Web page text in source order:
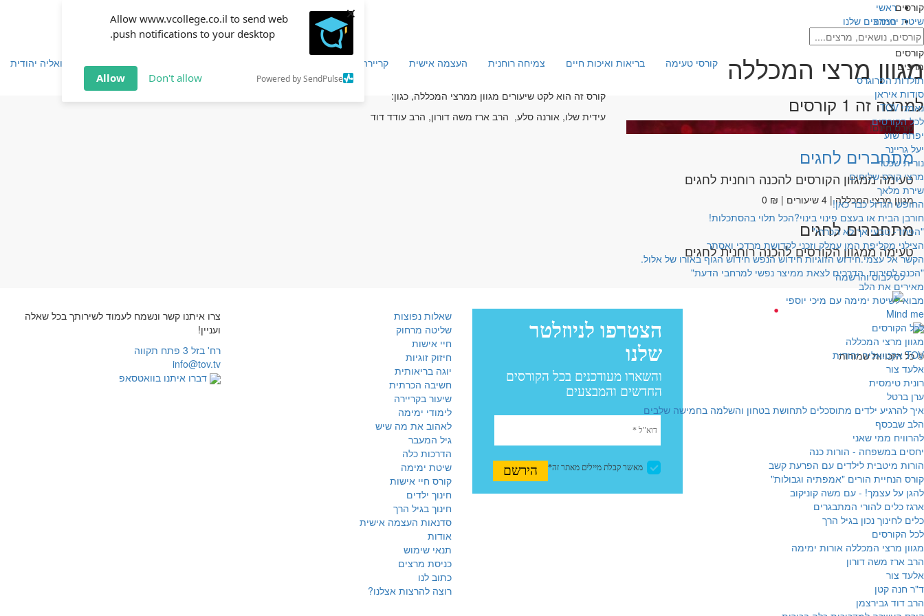
Allow www.vcollege.co.il to send web
push notifications to your desktop.
Powered by SendPulse
Don't allow
Allow
×
קורסים
שיטת ימימה
TOV אקטואליה יהודית שיטת ימימה קריירה וכלכלה העצמה אישית צמיחה רוחנית בריאות ואיכות חיים קורסי טעימה
קורסים
מרצים
תולדות הפרוגרס
סודות איראן
נאמני TOV
לכל הקורסים
יפתח שוע
יעל גריינר
נורית שכטר
מרצי קורס שליחים
שירת מלאך
החופש הגדול כבר כאן!
חורבן הבית או בעצם פינוי בינוי?הכל תלוי בהסתכלות!
"הפחד- טבעי אך לא הכרחי"
הצילני מקליפת המן עמלק וזכני לקדושת מרדכי ואסתר
הקשר אל עצמי.חידוש הזוגיות חידוש הנפש חידוש הגוף באורו של אלול.
"הכנה לחירות. הדרכים לצאת ממיצר נפשי למרחבי הדעת"
מאירים את הלב
מבוא לשיטת ימימה עם מיכי יוספי
Mind me
לכל הקורסים
מגוון מרצי המכללה
TOV אקטואליה יהודית
אלעד צור
רונית טימסית
ערן ברטל
איך להרגיע ילדים מתוסכלים לתחושת בטחון והשלמה בחמישה שלבים
הלב שבכסף
להרוויח ממי שאני
יחסים במשפחה - הורות כנה
הורות מיטבית לילדים עם הפרעת קשב
קורס הנחיית הורים "אמפתיה וגבולות"
להגן על עצמך! - עם משה קוניקוב
ארגז כלים להורי המתבגרים
כלים לחינוך נכון בגיל הרך
לכל הקורסים
מגוון מרצי המכללה אורות ימימה
הרב ארז משה דורון
אלעד צור
ד"ר חנה קטן
הרב דוד גבירצמן
ראשי
המרצים שלנו
מגוון מרצי המכללה
מגוון מרצי המכללה
קורס זה הוא לקט שיעורים מגוון ממרצי המכללה, כגון:
עידית שלו, אורנה סלע, הרב ארז משה דורון, הרב עודד דוד
למרצה זה 1 קורסים
קורס חינם!
מתחברים לחגים
טעימה ממגוון הקורסים להכנה רוחנית לחגים
מגוון מרצי המכללה | 4 שיעורים | ₪ 0
מתחברים לחגים
טעימה ממגוון הקורסים להכנה רוחנית לחגים
לסילבוס והרשמה
צרו איתנו קשר ונשמח לעמוד לשירותך בכל שאלה
ועניין!
רח' בזל 3 פתח תקווה
info@tov.tv
דברו איתנו בוואטסאפ
שאלות נפוצות
שליטה מרחוק
חיי אישות
חיזוק זוגיות
יוגה בריאותית
חשיבה הכרתית
שיעור בקריירה
לימודי ימימה
לאהוב את מה שיש
גיל המעבר
הדרכות כלה
שיטת ימימה
קורס חיי אישות
חינוך ילדים
חינוך בגיל הרך
סדנאות העצמה אישית
אודות
תנאי שימוש
כניסת מרצים
כתוב לנו
רוצה להרצות אצלנו?
עיצוב:
עיצוב: בייגל סטודיו
© כל הזכויות שמורות